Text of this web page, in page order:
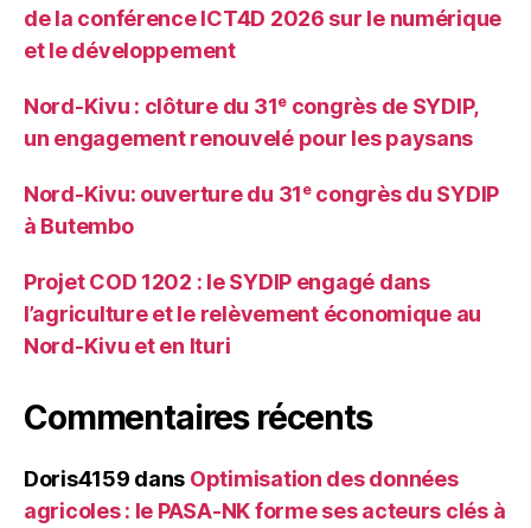
de la conférence ICT4D 2026 sur le numérique
et le développement
Nord-Kivu : clôture du 31ᵉ congrès de SYDIP,
un engagement renouvelé pour les paysans
Nord-Kivu: ouverture du 31ᵉ congrès du SYDIP
à Butembo
Projet COD 1202 : le SYDIP engagé dans
l’agriculture et le relèvement économique au
Nord-Kivu et en Ituri
Commentaires récents
Doris4159 dans Optimisation des données
agricoles : le PASA-NK forme ses acteurs clés à